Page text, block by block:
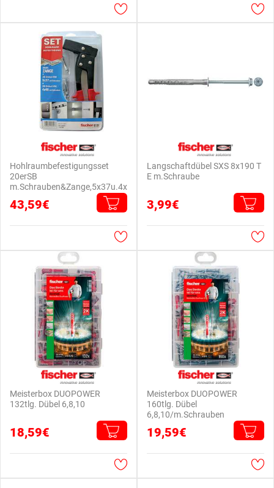
Hohlraumbefestigungsset
20erSB
m.Schrauben&Zange,5x37u.4x
43,59€
Langschaftdübel SXS 8x190 T
E m.Schraube
3,99€
Meisterbox DUOPOWER
132tlg. Dübel 6,8,10
18,59€
Meisterbox DUOPOWER
160tlg. Dübel
6,8,10/m.Schrauben
19,59€